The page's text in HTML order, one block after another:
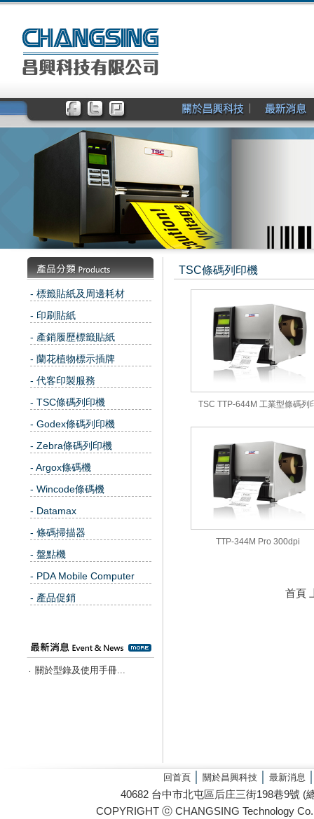
- 標籤貼紙及周邊耗材
- 印刷貼紙
- 產銷履歷標籤貼紙
- 蘭花植物標示插牌
- 代客印製服務
- TSC條碼列印機
- Godex條碼列印機
- Zebra條碼列印機
- Argox條碼機
- Wincode條碼機
- Datamax
- 條碼掃描器
- 盤點機
- PDA Mobile Computer
- 產品促銷
‧ 關於型錄及使用手冊...
TSC條碼列印機
TSC TTP-644M 工業型條碼列
TTP-344M Pro 300dpi
首頁
回首頁 關於昌興科技 最新消息
40682 台中市北屯區后庄三街198巷9號 (
COPYRIGHT ⓒ CHANGSING Technology